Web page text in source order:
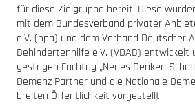
für diese Zielgruppe bereit. Diese
mit dem Bundesverband privater
e.V. (bpa) und dem Verband Deutscher
Behindertenhilfe e.V. (VDAB) entwickelt
gestrigen Fachtag „Neues Denken
Demenz Partner und die Nationale
breiten Öffentlichkeit vorgestellt.